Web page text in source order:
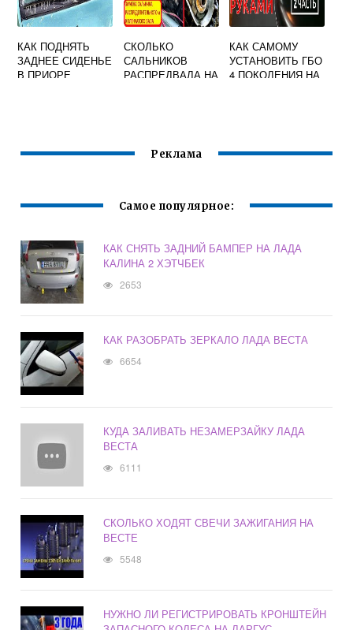
КАК ПОДНЯТЬ
ЗАДНЕЕ СИДЕНЬЕ
В ПРИОРЕ
СКОЛЬКО
САЛЬНИКОВ
РАСПРЕДВАЛА НА
КАК САМОМУ
УСТАНОВИТЬ ГБО
4 ПОКОЛЕНИЯ НА
Реклама
Самое популярное:
КАК СНЯТЬ ЗАДНИЙ БАМПЕР НА ЛАДА
КАЛИНА 2 ХЭТЧБЕК
2653
КАК РАЗОБРАТЬ ЗЕРКАЛО ЛАДА ВЕСТА
6654
КУДА ЗАЛИВАТЬ НЕЗАМЕРЗАЙКУ ЛАДА
ВЕСТА
6111
СКОЛЬКО ХОДЯТ СВЕЧИ ЗАЖИГАНИЯ НА
ВЕСТЕ
5548
НУЖНО ЛИ РЕГИСТРИРОВАТЬ КРОНШТЕЙН